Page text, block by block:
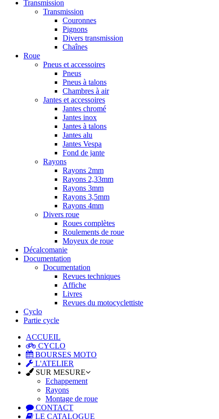
Transmission
Transmission
Couronnes
Pignons
Divers transmission
Chaînes
Roue
Pneus et accessoires
Pneus
Pneus à talons
Chambres à air
Jantes et accessoires
Jantes chromé
Jantes inox
Jantes à talons
Jantes alu
Jantes Vespa
Fond de jante
Rayons
Rayons 2mm
Rayons 2,33mm
Rayons 3mm
Rayons 3,5mm
Rayons 4mm
Divers roue
Roues complètes
Roulements de roue
Moyeux de roue
Décalcomanie
Documentation
Documentation
Revues techniques
Affiche
Livres
Revues du motocyclettiste
Cyclo
Partie cycle
ACCUEIL
CYCLO
BOURSES MOTO
L'ATELIER
SUR MESURE
Echappement
Rayons
Montage de roue
CONTACT
LE CATALOGUE